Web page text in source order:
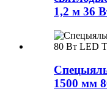
1,2 м 36
1500 мм